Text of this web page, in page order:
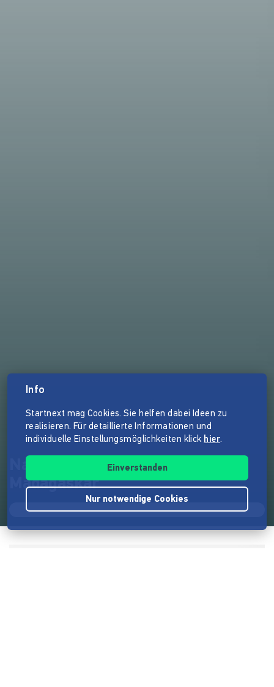
Nachhaltige BioPellets für
Madagaskar
Info
Startnext mag Cookies. Sie helfen dabei Ideen zu
realisieren. Für detaillierte Informationen und
individuelle Einstellungsmöglichkeiten klick hier.
Einverstanden
Nur notwendige Cookies